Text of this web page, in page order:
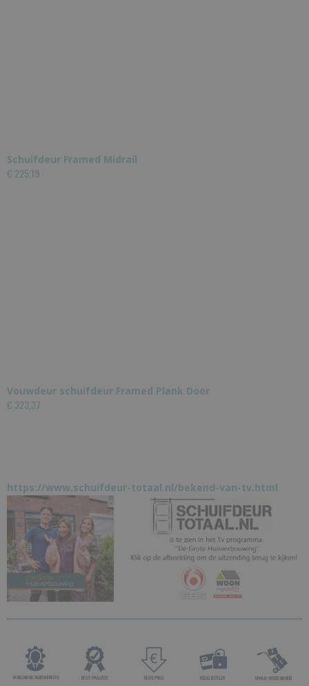
Schuifdeur Framed Midrail
€ 225,19
Vouwdeur schuifdeur Framed Plank Door
€ 323,37
https://www.schuifdeur-totaal.nl/bekend-van-tv.html